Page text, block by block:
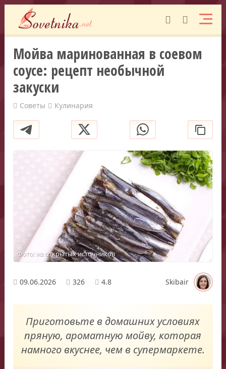
Мойва маринованная в соевом
соусе: рецепт необычной
закуски
Советы Кулинария
Фото: из открытых источников
09.06.2026 326 4.8 Skibair
Приготовьте в домашних условиях
пряную, ароматную мойву, которая
намного вкуснее, чем в супермаркете.